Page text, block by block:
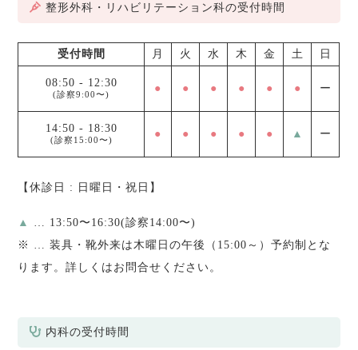
整形外科・リハビリテーション科の受付時間
受付時間 月 火 水 木 金 土 日
08:50 - 12:30
(診察9:00〜) ● ● ● ● ● ● ー
14:50 - 18:30
(診察15:00〜) ● ● ● ● ● ▲ ー
【休診日 : 日曜日・祝日】
▲
… 13:50〜16:30(診察14:00〜)
※ … 装具・靴外来は木曜日の午後（15:00～）予約制とな
ります。詳しくはお問合せください。
内科の受付時間